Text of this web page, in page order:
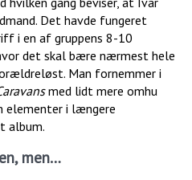
Det havde fungeret
i en af gruppens 8-10
det skal bære nærmest hele
Man fornemmer i
med lidt mere omhu
elementer i længere
album.
men…